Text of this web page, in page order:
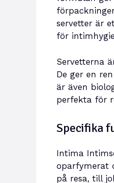
servetter är
för
Servetterna
De ger en
är även
perfekta för
Specifika
Intima
oparfymerat
på resa, till